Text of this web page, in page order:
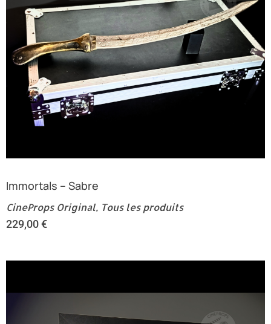
Immortals – Sabre
CineProps Original, Tous les produits
229,00€